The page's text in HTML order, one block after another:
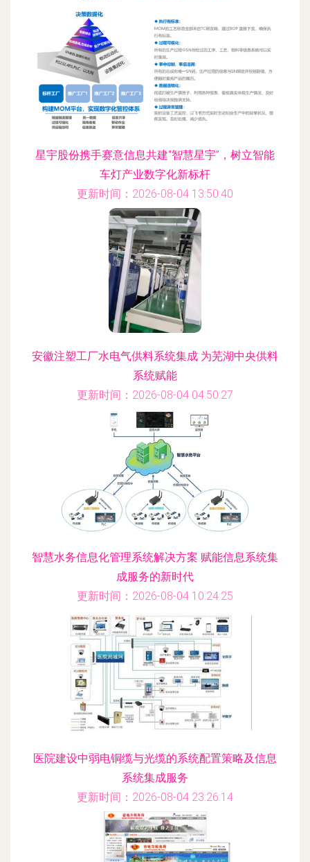
星宇股份携手赛意信息共建“智慧星宇”，树立智能
车灯产业数字化新标杆
更新时间：2026-08-04 13:50:40
安徽注塑工厂水电气供料系统集成 为芜湖中央供料
系统赋能
更新时间：2026-08-04 04:50:27
智慧水务信息化管理系统解决方案 赋能信息系统集
成服务的新时代
更新时间：2026-08-04 10:24:25
医院建设中弱电铜缆与光缆的系统配置策略及信息
系统集成服务
更新时间：2026-08-04 23:26:14